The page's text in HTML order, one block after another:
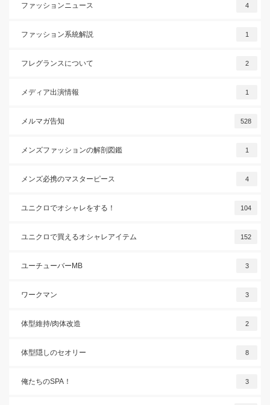
ファッションニュース 4
ファッション系統解説 1
フレグランスについて 2
メディア出演情報 1
メルマガ告知 528
メンズファッションの解剖図鑑 1
メンズ必携のマスターピース 4
ユニクロでオシャレをする！ 104
ユニクロで買えるオシャレアイテム 152
ユーチューバーMB 3
ワークマン 3
体型維持/肉体改造 2
体型隠しのセオリー 8
俺たちのSPA！ 3